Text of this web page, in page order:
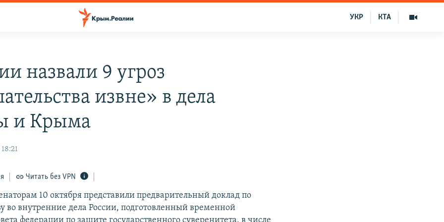
КТА
УКР
назвали 9 угроз
извне» в дела
и Крыма
Читать без VPN
10 октября представили предварительный доклад по
во внутренние дела России, подготовленный временной